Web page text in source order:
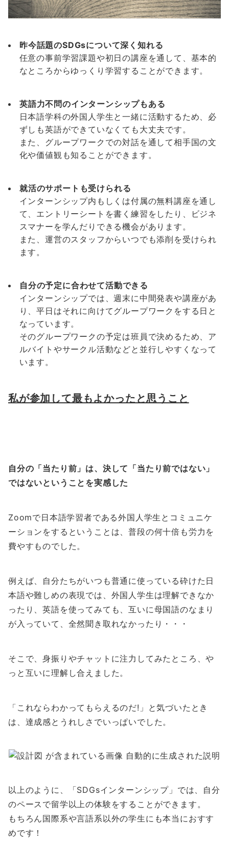
昨今話題のSDGsについて深く知れる
任意の事前学習課題や初日の講座を通して、基本的
なところからゆっくり学習することができます。
英語力不問のインターンシップもある
日本語学科の外国人学生と一緒に活動するため、必
ずしも英語ができていなくても大丈夫です。
また、グループワークでの対話を通して相手国の文
化や価値観も知ることができます。
就活のサポートも受けられる
インターンシップ内もしくは付属の無料講座を通し
て、エントリーシートを書く練習をしたり、ビジネ
スマナーを学んだりできる機会があります。
また、運営のスタッフからいつでも添削を受けられ
ます。
自分の予定に合わせて活動できる
インターンシップでは、週末に中間発表や講座があ
り、平日はそれに向けてグループワークをする日と
なっています。
そのグループワークの予定は班員で決めるため、ア
ルバイトやサークル活動などと並行しやすくなって
います。
私が参加して最もよかったと思うこと
自分の「当たり前」は、決して「当たり前ではない」
ではないということを実感した
Zoomで日本語学習者である外国人学生とコミュニケ
ーションをするということは、普段の何十倍も労力を
費やすものでした。
例えば、自分たちがいつも普通に使っている砕けた日
本語や難しめの表現では、外国人学生は理解できなか
ったり、英語を使ってみても、互いに母国語のなまり
が入っていて、全然聞き取れなかったり・・・
そこで、身振りやチャットに注力してみたところ、や
っと互いに理解し合えました。
「これならわかってもらえるのだ!」と気づいたとき
は、達成感とうれしさでいっぱいでした。
以上のように、「SDGsインターンシップ」では、自分
のペースで留学以上の体験をすることができます。
もちろん国際系や言語系以外の学生にも本当におすす
めです！